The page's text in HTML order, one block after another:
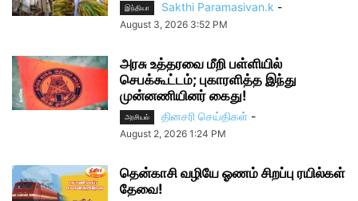
இந்தியா Sakthi Paramasivan.k -
August 3, 2026 3:52 PM
அரசு உத்தரவை மீறி பள்ளியில்
செபக்கூட்டம்; புகாரளித்த இந்து
முன்னணியினர் கைது!
அரசியல் தினசரி செய்திகள் -
August 2, 2026 1:24 PM
தென்காசி வழியே ஓணம் சிறப்பு ரயில்கள்
தேவை!